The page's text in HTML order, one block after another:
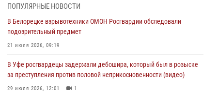
03 августа 2026, 04:30 8
В Башкирии росгвардейцы провели волейбольный турнир на
открытом воздухе
03 августа 2026, 04:29
В Уфе росгвардейцы по горячим следам задержали
подозреваемого в открытом хищении из аптеки (видео)
03 августа 2026, 04:15
ПОПУЛЯРНЫЕ НОВОСТИ
В Белорецке взрывотехники ОМОН Росгвардии обследовали
подозрительный предмет
21 июля 2026, 09:19
В Уфе росгвардецы задержали дебошира, который был в розыске
за преступления против половой неприкосновенности (видео)
29 июля 2026, 12:01 1